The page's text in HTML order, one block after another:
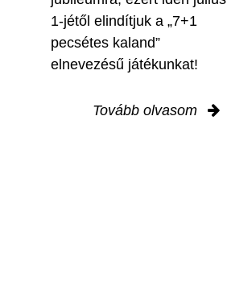
1-jétől elindítjuk a „7+1
pecsétes kaland”
elnevezésű játékunkat!
Tovább olvasom